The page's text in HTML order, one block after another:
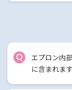
Q
エプロン内
に含まれま